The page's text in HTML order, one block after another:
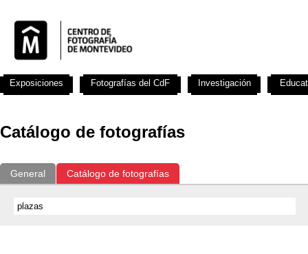
Catálogo de fotografías
General Catálogo de fotografías
Exposiciones Fotografías del CdF Investigación